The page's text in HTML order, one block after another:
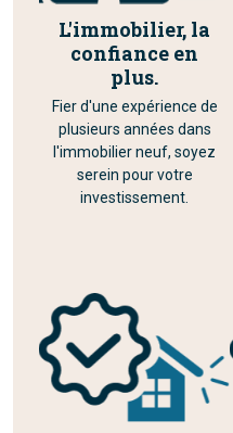
L'immobilier, la
confiance en
plus.
Fier d'une expérience de
plusieurs années dans
l'immobilier neuf, soyez
serein pour votre
investissement.